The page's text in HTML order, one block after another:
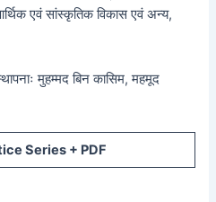
एवं सांस्कृतिक विकास एवं अन्य,
मुहम्मद बिन कासिम, महमूद
Series + PDF